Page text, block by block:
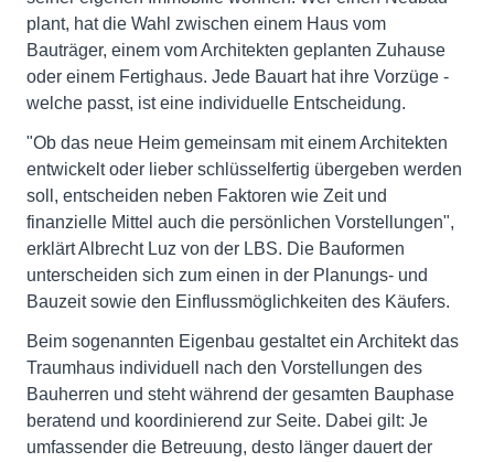
plant, hat die Wahl zwischen einem Haus vom
Bauträger, einem vom Architekten geplanten Zuhause
oder einem Fertighaus. Jede Bauart hat ihre Vorzüge -
welche passt, ist eine individuelle Entscheidung.
"Ob das neue Heim gemeinsam mit einem Architekten
entwickelt oder lieber schlüsselfertig übergeben werden
soll, entscheiden neben Faktoren wie Zeit und
finanzielle Mittel auch die persönlichen Vorstellungen",
erklärt Albrecht Luz von der LBS. Die Bauformen
unterscheiden sich zum einen in der Planungs- und
Bauzeit sowie den Einflussmöglichkeiten des Käufers.
Beim sogenannten Eigenbau gestaltet ein Architekt das
Traumhaus individuell nach den Vorstellungen des
Bauherren und steht während der gesamten Bauphase
beratend und koordinierend zur Seite. Dabei gilt: Je
umfassender die Betreuung, desto länger dauert der